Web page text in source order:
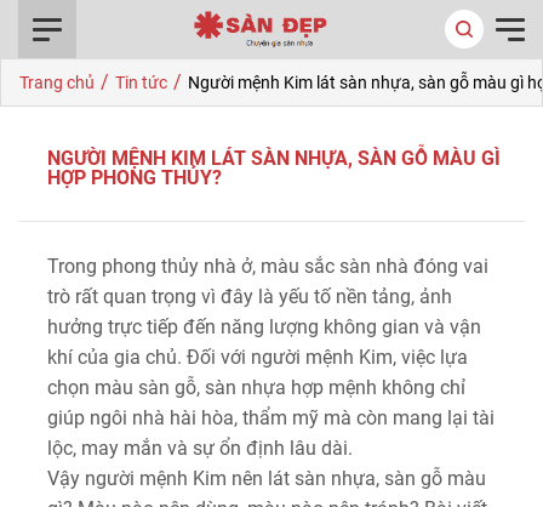
Trang chủ / Tin tức / Người mệnh Kim lát sàn nhựa, sàn gỗ màu gì
NGƯỜI MỆNH KIM LÁT SÀN NHỰA, SÀN GỖ MÀU GÌ
HỢP PHONG THỦY?
Trong phong thủy nhà ở, màu sắc sàn nhà đóng vai
trò rất quan trọng vì đây là yếu tố nền tảng, ảnh
hưởng trực tiếp đến năng lượng không gian và vận
khí của gia chủ. Đối với người mệnh Kim, việc lựa
chọn màu sàn gỗ, sàn nhựa hợp mệnh không chỉ
giúp ngôi nhà hài hòa, thẩm mỹ mà còn mang lại tài
lộc, may mắn và sự ổn định lâu dài.
Vậy người mệnh Kim nên lát sàn nhựa, sàn gỗ màu